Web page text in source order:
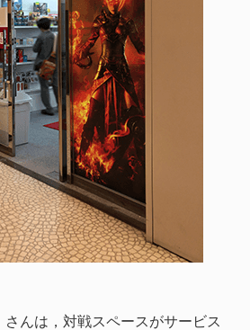
さんは，対戦スペースがサービス